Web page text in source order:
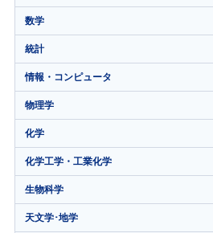
数学
統計
情報・コンピュータ
物理学
化学
化学工学・工業化学
生物科学
天文学･地学